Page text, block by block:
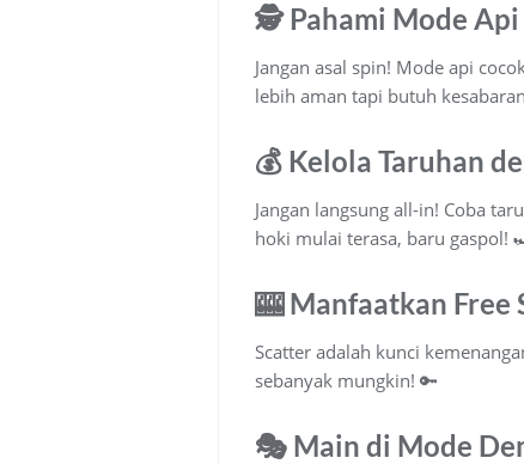
🕵️ Pahami Mode Api
Jangan asal spin! Mode api
lebih aman tapi butuh
💰 Kelola Taruhan
Jangan langsung all-in! Coba
hoki mulai terasa, baru gaspol!
🎰 Manfaatkan Free
Scatter adalah kunci
sebanyak mungkin! 🔑
🎭 Main di Mode